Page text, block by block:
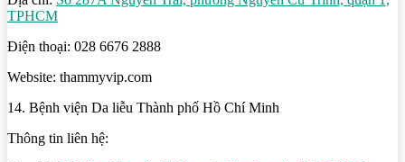
TPHCM
Điện thoại: 028 6676 2888
Website: thammyvip.com
14. Bệnh viện Da liễu Thành phố Hồ Chí Minh
Thông tin liên hệ: